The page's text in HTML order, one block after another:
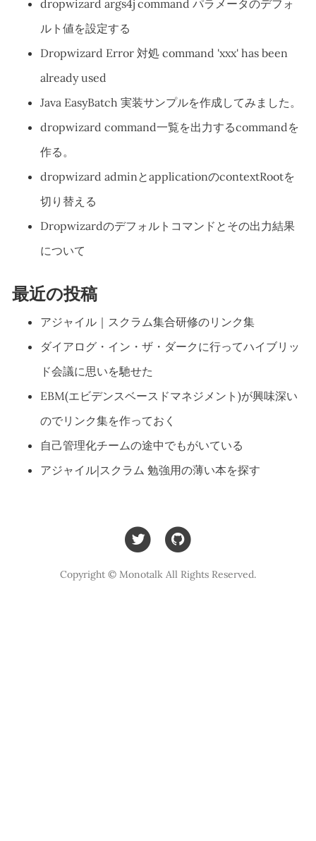
dropwizard args4j command パラメータのデフォ
ルト値を設定する
Dropwizard Error 対処 command 'xxx' has been
already used
Java EasyBatch 実装サンプルを作成してみました。
dropwizard command一覧を出力するcommandを
作る。
dropwizard adminとapplicationのcontextRootを
切り替える
Dropwizardのデフォルトコマンドとその出力結果
について
最近の投稿
アジャイル｜スクラム集合研修のリンク集
ダイアログ・イン・ザ・ダークに行ってハイブリッ
ド会議に思いを馳せた
EBM(エビデンスベースドマネジメント)が興味深い
のでリンク集を作っておく
自己管理化チームの途中でもがいている
アジャイル|スクラム 勉強用の薄い本を探す
Copyright © Monotalk All Rights Reserved.